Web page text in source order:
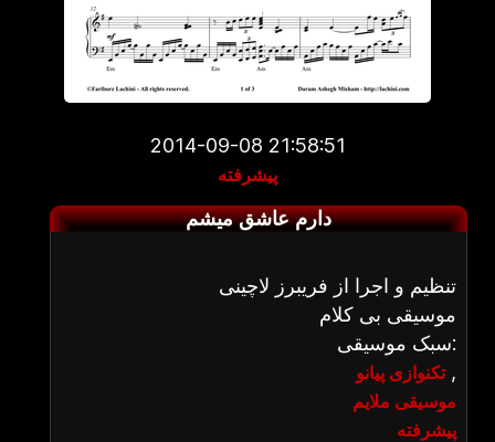
2014-09-08 21:58:51
پیشرفته
دارم عاشق میشم
تنظیم و اجرا از فریبرز لاچینی
موسیقی بی کلام
سبک موسیقی:
تکنوازی پیانو,
موسیقی ملایم
پیشرفته